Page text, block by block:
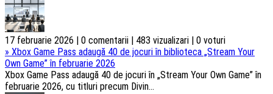
17 februarie 2026 | 0 comentarii | 483 vizualizari | 0 voturi
» Xbox Game Pass adaugă 40 de jocuri în biblioteca „Stream Your
Own Game” în februarie 2026
Xbox Game Pass adaugă 40 de jocuri în „Stream Your Own Game” în
februarie 2026, cu titluri precum Divin...